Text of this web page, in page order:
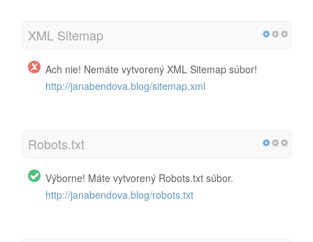
XML Sitemap
Ach nie! Nemáte vytvorený XML Sitemap súbor!
http://janabendova.blog/sitemap.xml
Robots.txt
Výborne! Máte vytvorený Robots.txt súbor.
http://janabendova.blog/robots.txt